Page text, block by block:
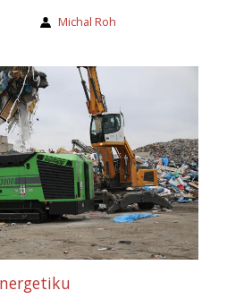
Michal Roh